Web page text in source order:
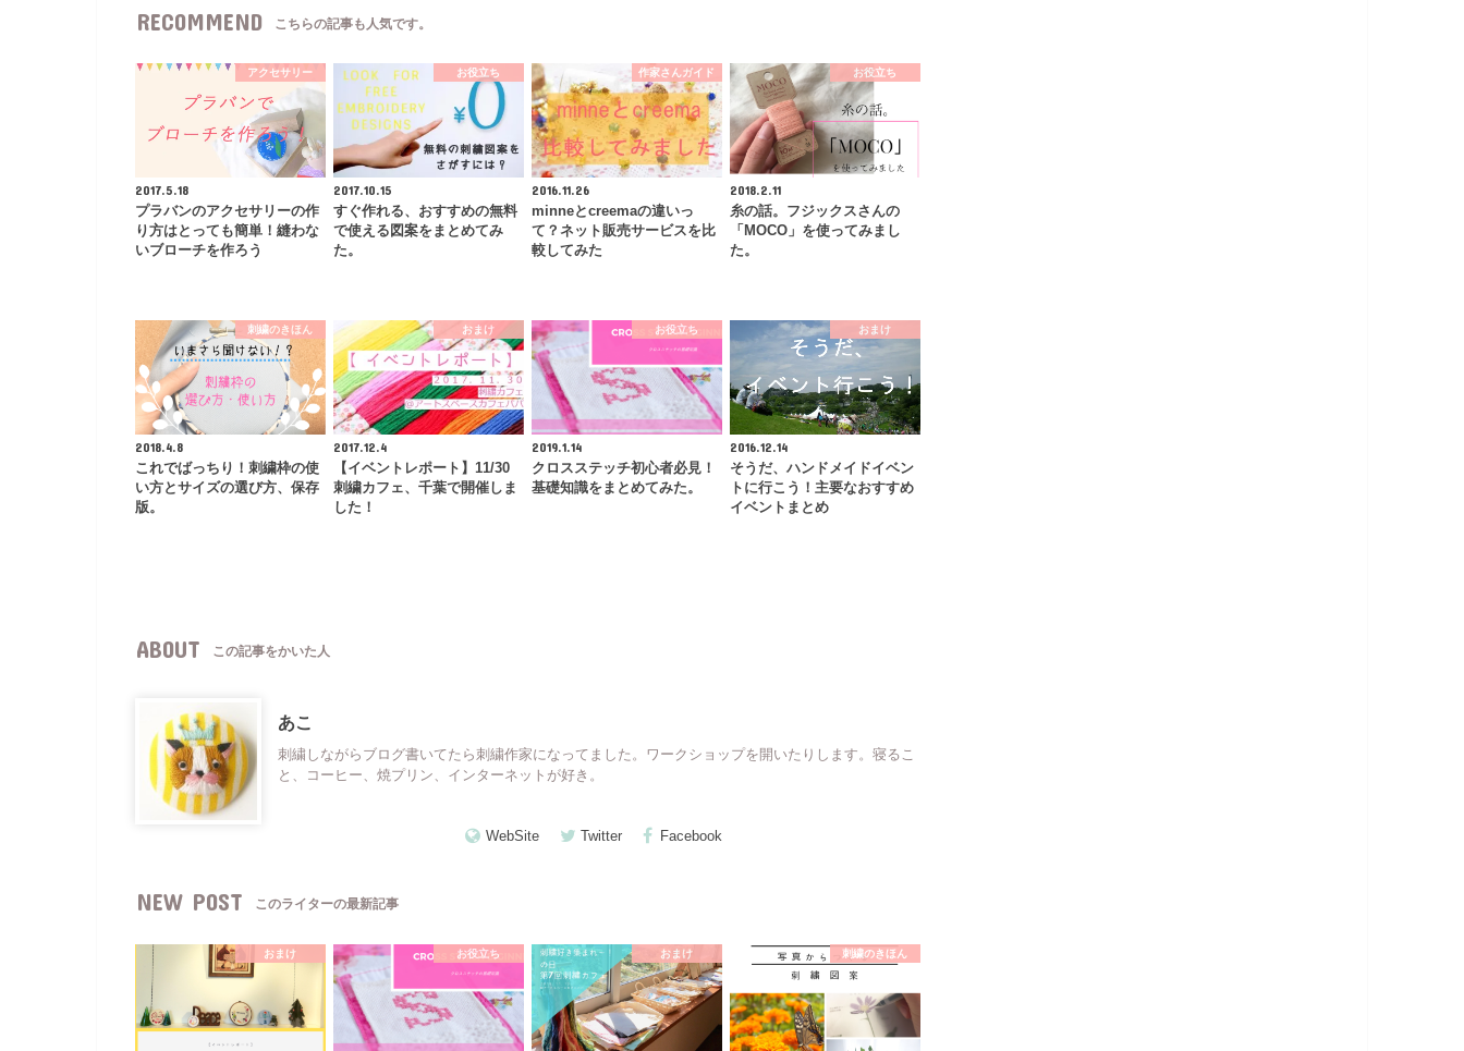
RECOMMEND こちらの記事も人気です。
アクセサリー
2017.5.18
プラバンのアクセサリーの作
り方はとっても簡単！縫わな
いブローチを作ろう
お役立ち
2017.10.15
すぐ作れる、おすすめの無料
で使える図案をまとめてみ
た。
作家さんガイド
2016.11.26
minneとcreemaの違いっ
て？ネット販売サービスを比
較してみた
お役立ち
2018.2.11
糸の話。フジックスさんの
「MOCO」を使ってみまし
た。
刺繍のきほん
2018.4.8
これでばっちり！刺繍枠の使
い方とサイズの選び方、保存
版。
おまけ
2017.12.4
【イベントレポート】11/30
刺繍カフェ、千葉で開催しま
した！
お役立ち
2019.1.14
クロスステッチ初心者必見！
基礎知識をまとめてみた。
おまけ
2016.12.14
そうだ、ハンドメイドイベン
トに行こう！主要なおすすめ
イベントまとめ
ABOUT この記事をかいた人
あこ
刺繍しながらブログ書いてたら刺繍作家になってました。ワークショップを開いたりします。寝るこ
と、コーヒー、焼プリン、インターネットが好き。
WebSite Twitter Facebook
NEW POST このライターの最新記事
おまけ お役立ち おまけ 刺繍のきほん